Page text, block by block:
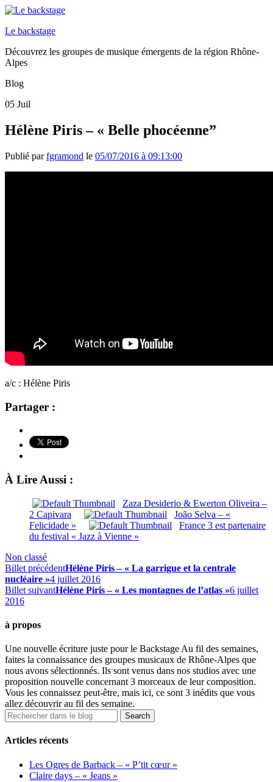
Le backstage
Découvrez les groupes de musique émergents de la région Rhône-
Alpes
Blog
05 Juil
Hélène Piris – « Belle phocéenne”
Publié parfgramond le 05/07/2016 à 09:13:00
a/c : Hélène Piris
Partager :
À Lire Aussi :
Zaza Desiderio & Ewerton Oliveira –
2 Capivara
João Selva – «
Felicidade »
France 3 est partenaire
du festival « Jazz à Vienne »
Non classé
Billet précédentHélène Piris – « La garrigue et la centrale
nucléaire »4 juillet 2016
Billet suivantHélène Piris – « Les montagnes de l’atlas »6 juillet
2016
à propos
Une nouvelle écriture juste pour le Backstage Au fil des semaines,
faites la connaissance des groupes musicaux de Rhône-Alpes que
nous avons sélectionnés. Ils sont venus dans nos studios avec une
proposition nouvelle concernant 3 morceaux de leur composition.
Vous les connaissez peut-être, mais ici, ce sont 3 inédits que vous
allez découvrir au fil des semaine.
Articles récents
Les Ogres de Barback – « P’tit cœur »
Claire days – « Jeans »